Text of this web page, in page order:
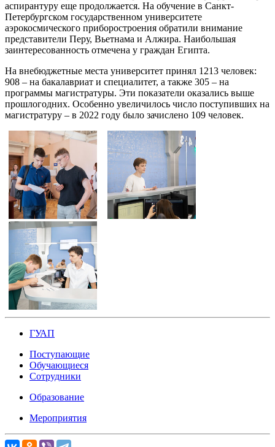
аспирантуру еще продолжается. На обучение в Санкт-
Петербургском государственном университете
аэрокосмического приборостроения обратили внимание
представители Перу, Вьетнама и Алжира. Наибольшая
заинтересованность отмечена у граждан Египта.
На внебюджетные места университет принял 1213 человек:
908 – на бакалавриат и специалитет, а также 305 – на
программы магистратуры. Эти показатели оказались выше
прошлогодних. Особенно увеличилось число поступивших на
магистратуру – в 2022 году было зачислено 109 человек.
ГУАП
Поступающие
Обучающиеся
Сотрудники
Образование
Мероприятия